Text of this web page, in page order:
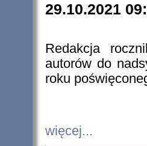
29.10.2021
Redakcja
autorów do
roku
więcej...